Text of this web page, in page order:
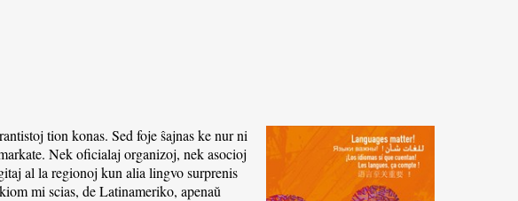
tion konas. Sed foje ŝajnas ke nur ni
Nek oficialaj organizoj, nek asocioj
al la regionoj kun alia lingvo surprenis
mi scias, de Latinameriko, apenaŭ